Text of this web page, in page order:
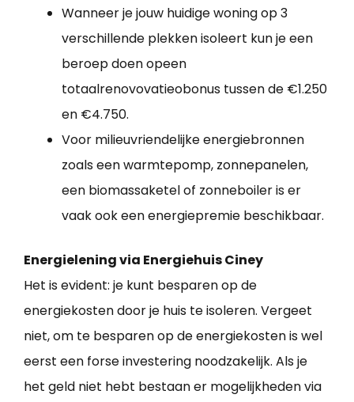
Wanneer je jouw huidige woning op 3
verschillende plekken isoleert kun je een
beroep doen opeen
totaalrenovovatieobonus tussen de €1.250
en €4.750.
Voor milieuvriendelijke energiebronnen
zoals een warmtepomp, zonnepanelen,
een biomassaketel of zonneboiler is er
vaak ook een energiepremie beschikbaar.
Energielening via Energiehuis Ciney
Het is evident: je kunt besparen op de
energiekosten door je huis te isoleren. Vergeet
niet, om te besparen op de energiekosten is wel
eerst een forse investering noodzakelijk. Als je
het geld niet hebt bestaan er mogelijkheden via